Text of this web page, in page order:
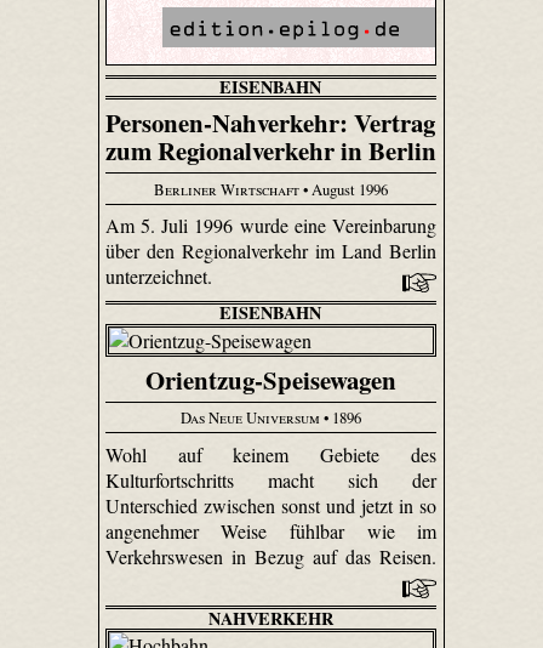
EISENBAHN
Personen-Nahverkehr: Vertrag
zum Regionalverkehr in Berlin
Berliner Wirtschaft• August 1996
Am 5. Juli 1996 wurde eine Vereinbarung
über den Regionalverkehr im Land Berlin
unterzeichnet.
EISENBAHN
Orientzug-Speisewagen
Das Neue Universum • 1896
Wohl auf keinem Gebiete des
Kulturfortschritts macht sich der
Unterschied zwischen sonst und jetzt in so
angenehmer Weise fühlbar wie im
Verkehrswesen in Bezug auf das Reisen.
NAHVERKEHR